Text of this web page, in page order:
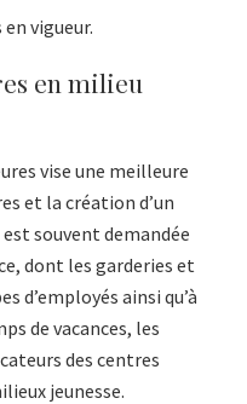
vigueur.
en milieu
vise une meilleure
et la création d’un
souvent demandée
dont les garderies et
d’employés ainsi qu’à
de vacances, les
des centres
jeunesse.